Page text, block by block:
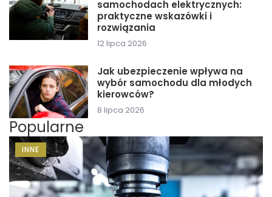
samochodach elektrycznych:
praktyczne wskazówki i
rozwiązania
12 lipca 2026
Jak ubezpieczenie wpływa na
wybór samochodu dla młodych
kierowców?
8 lipca 2026
Popularne
INNE